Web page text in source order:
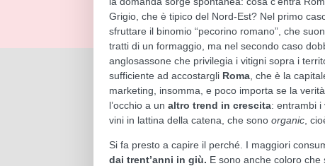
Grigio, che è tipico del Nord-Est? Nel primo
sfruttare il binomio “pecorino romano”, che
tratti di un formaggio, ma nel secondo caso
anglosassone che privilegia i vitigni sopra i
sufficiente ad accostargli Roma , che è la
marketing, insomma, e poco importa se la
l’occhio a un altro trend in crescita: entrambi i
vini in lattina della catena, che sono organic ,
Si fa presto a capire il perché. I maggiori
dai trent’anni in giù. E sono anche coloro che